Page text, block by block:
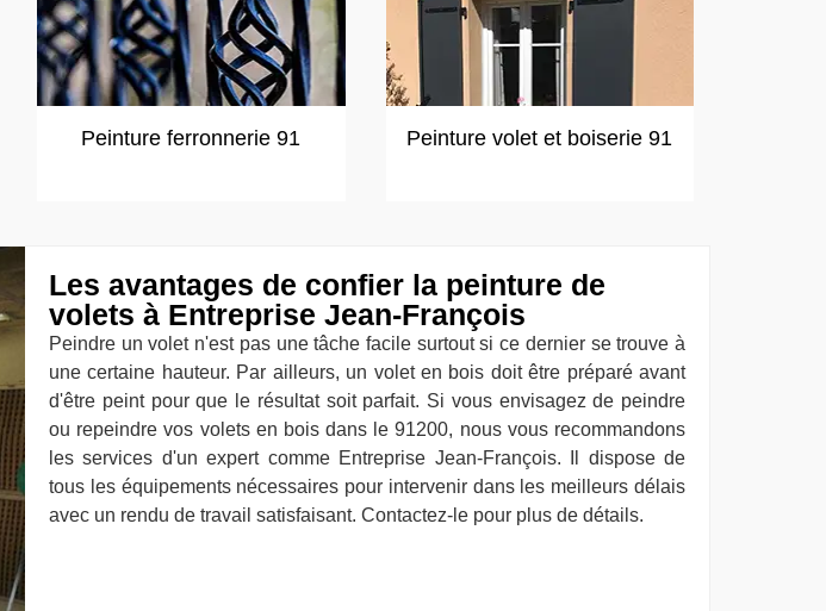
Peinture ferronnerie 91 Peinture volet et boiserie 91
Les avantages de confier la peinture de
volets à Entreprise Jean-François
Peindre un volet n'est pas une tâche facile surtout si ce dernier se trouve à
une certaine hauteur. Par ailleurs, un volet en bois doit être préparé avant
d'être peint pour que le résultat soit parfait. Si vous envisagez de peindre
ou repeindre vos volets en bois dans le 91200, nous vous recommandons
les services d'un expert comme Entreprise Jean-François. Il dispose de
tous les équipements nécessaires pour intervenir dans les meilleurs délais
avec un rendu de travail satisfaisant. Contactez-le pour plus de détails.